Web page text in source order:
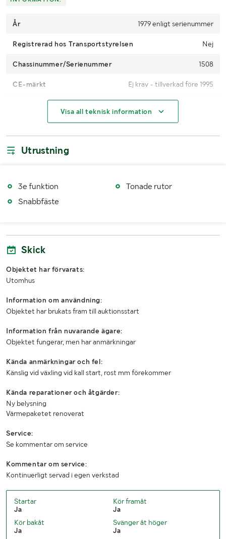
År 1979 enligt serienummer
Registrerad hos Transportstyrelsen Nej
Chassinummer/Serienummer 1508
CE-märkt Ej krav - tillverkad före 1995
Däckdimension fram
Däckdimension bak
Visa all teknisk information
Utrustning
3e funktion
Snabbfäste
Tonade rutor
Skick
Objektet har förvarats:
Utomhus
Information om användning:
Objektet har brukats fram till auktionsstart
Information från nuvarande ägare:
Objektet fungerar, men har anmärkningar
Kända anmärkningar och fel:
Känslig vid växling vid kall start, rost mm förekommer
Kända reparationer och åtgärder:
Ny belysning
Värmepaketet renoverat
Service:
Se kommentar om service
Kommentar om service:
Kontinuerligt servad i egen verkstad
Startar
Ja
Kör framåt
Ja
Kör bakåt
Ja
Svänger åt höger
Ja